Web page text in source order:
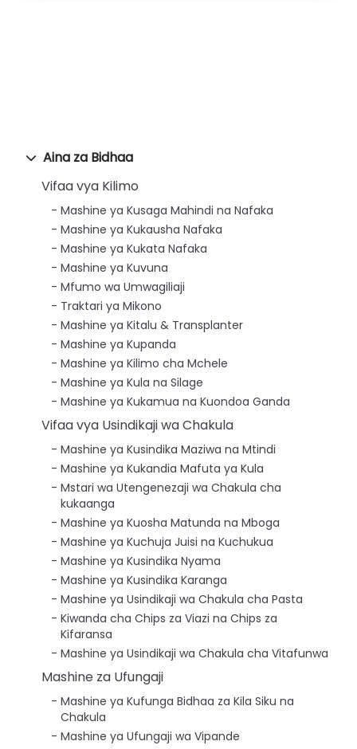
Aina za Bidhaa
Vifaa vya Kilimo
Mashine ya Kusaga Mahindi na Nafaka
Mashine ya Kukausha Nafaka
Mashine ya Kukata Nafaka
Mashine ya Kuvuna
Mfumo wa Umwagiliaji
Traktari ya Mikono
Mashine ya Kitalu & Transplanter
Mashine ya Kupanda
Mashine ya Kilimo cha Mchele
Mashine ya Kula na Silage
Mashine ya Kukamua na Kuondoa Ganda
Vifaa vya Usindikaji wa Chakula
Mashine ya Kusindika Maziwa na Mtindi
Mashine ya Kukandia Mafuta ya Kula
Mstari wa Utengenezaji wa Chakula cha
kukaanga
Mashine ya Kuosha Matunda na Mboga
Mashine ya Kuchuja Juisi na Kuchukua
Mashine ya Kusindika Nyama
Mashine ya Kusindika Karanga
Mashine ya Usindikaji wa Chakula cha Pasta
Kiwanda cha Chips za Viazi na Chips za
Kifaransa
Mashine ya Usindikaji wa Chakula cha Vitafunwa
Mashine za Ufungaji
Mashine ya Kufunga Bidhaa za Kila Siku na
Chakula
Mashine ya Ufungaji wa Vipande